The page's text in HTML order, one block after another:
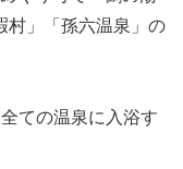
村」「孫六温泉」の
ての温泉に入浴す